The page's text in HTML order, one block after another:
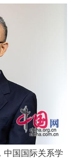
中国国际关系学